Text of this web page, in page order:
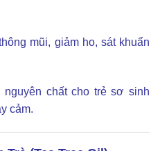
mũi, giảm ho, sát khuẩn
nguyên chất cho trẻ sơ sinh
cảm.